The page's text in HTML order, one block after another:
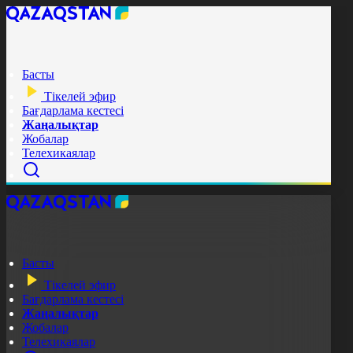
Басты
Тікелей эфир
Бағдарлама кестесі
Жаңалықтар
Жобалар
Телехикаялар
Басты
Тікелей эфир
Бағдарлама кестесі
Жаңалықтар
Жобалар
Телехикаялар